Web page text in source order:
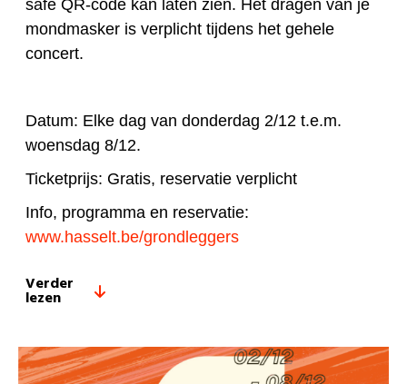
safe QR-code kan laten zien. Het dragen van je
mondmasker is verplicht tijdens het gehele
concert.
Datum: Elke dag van donderdag 2/12 t.e.m.
woensdag 8/12.
Ticketprijs: Gratis, reservatie verplicht
Info, programma en reservatie:
www.hasselt.be/grondleggers
Verder
lezen